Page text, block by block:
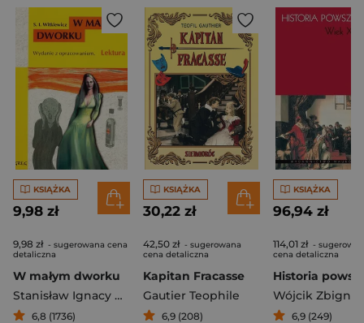
KSIĄŻKA
9,98 zł
9,98 zł - sugerowana cena
detaliczna
W małym dworku
Stanisław Ignacy Witkiewicz
6,8 (1736)
KSIĄŻKA
30,22 zł
42,50 zł - sugerowana
cena detaliczna
Kapitan Fracasse
Gautier Teophile
6,9 (208)
KSIĄŻKA
96,94 zł
114,01 zł -
cena detaliczna
Wójcik
6,9 (249)